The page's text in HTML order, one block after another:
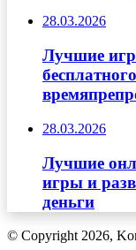
28.03.2026
Лучшие
28.03.2026
Лучшие
игры и
деньги
© Copyright 2026,